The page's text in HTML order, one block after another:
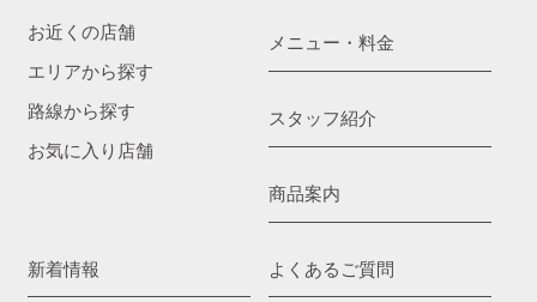
お近くの店舗
エリアから探す
路線から探す
お気に入り店舗
メニュー・料金
スタッフ紹介
商品案内
新着情報 よくあるご質問